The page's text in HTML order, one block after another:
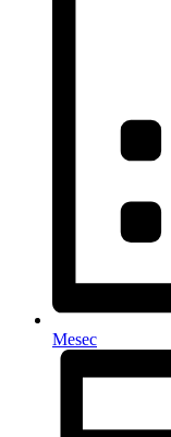
Mesec